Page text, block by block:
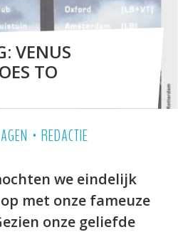
VENUS
TO
• REDACTIE
we eindelijk
met onze fameuze
onze geliefde